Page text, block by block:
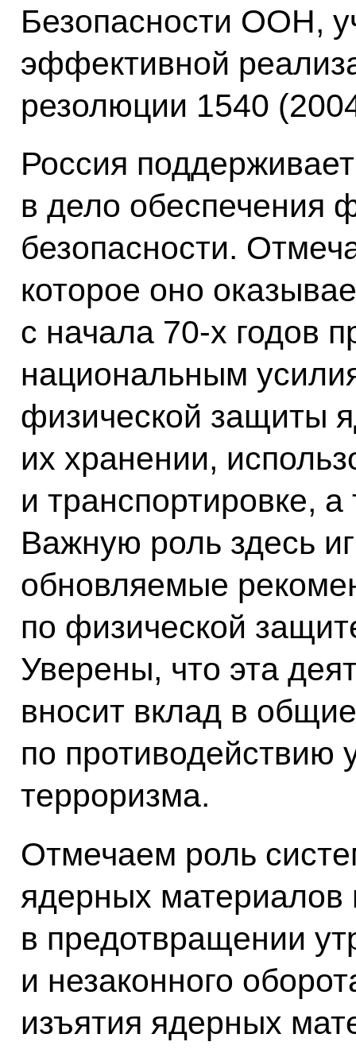
Безопасности ООН,
эффективной
резолюции 1540
Россия
в дело обеспечения
безопасности.
которое оно
с начала 70-х годов
национальным
физической защиты
их хранении,
и транспортировке,
Важную роль здесь
обновляемые
по физической
Уверены, что эта
вносит вклад в
по противодействию
терроризма.
Отмечаем роль
ядерных материалов
в предотвращении
и незаконного
изъятия ядерных